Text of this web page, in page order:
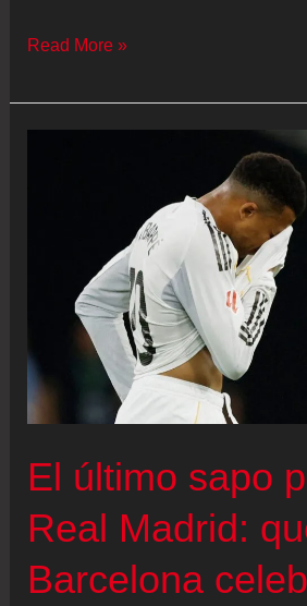
Emery
al
aristocracia
continental
conquistar
la
League
al
Friburgo
Read More »
El último sapo
Real Madrid:
Barcelona